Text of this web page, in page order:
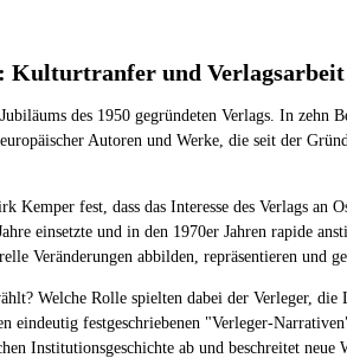
Kulturtranfer und Verlagsarbeit
des 1950 gegründeten Verlags. In
Autoren und Werke, die seit der
fest, dass das Interesse des Verlags
einsetzte und in den 1970er Jahren rapide
Veränderungen abbilden, repräsentieren und
Welche Rolle spielten dabei der Verleger,
festgeschriebenen "Verleger-
Institutionsgeschichte ab und beschreitet